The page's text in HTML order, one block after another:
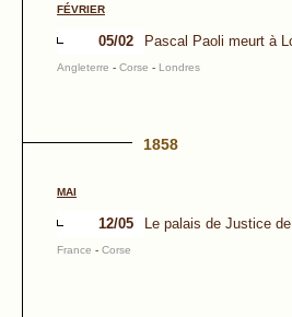
FÉVRIER
05/02 Pascal Paoli meurt à
Angleterre - Corse - Londres
1858
MAI
12/05 Le palais de Justice
France - Corse